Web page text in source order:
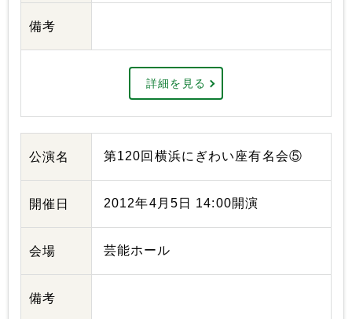
備考
詳細を見る
公演名 第120回横浜にぎわい座有名会⑤
開催日 2012年4月5日 14:00開演
会場 芸能ホール
備考